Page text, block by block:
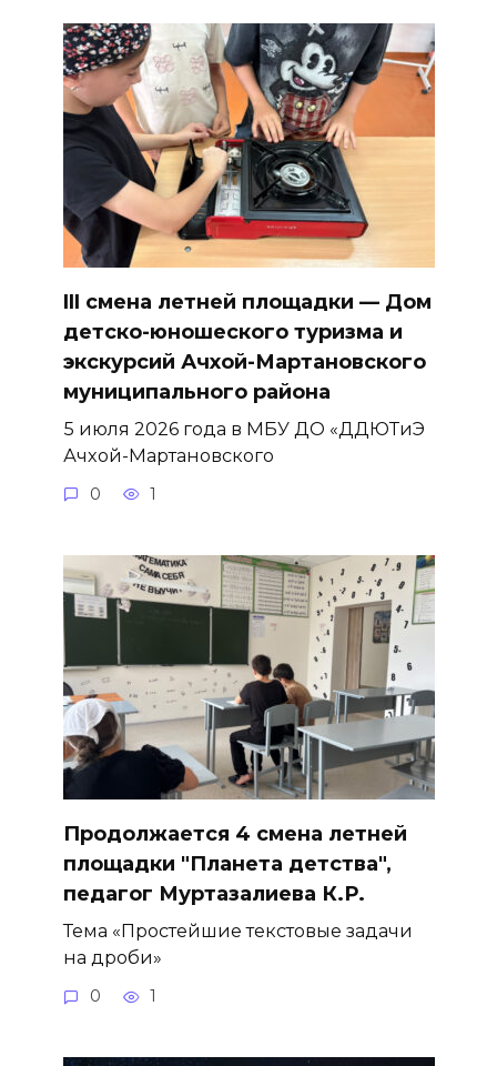
III смена летней площадки — Дом
детско-юношеского туризма и
экскурсий Ачхой-Мартановского
муниципального района
5 июля 2026 года в МБУ ДО «ДДЮТиЭ
Ачхой-Мартановского
0 1
Продолжается 4 смена летней
площадки "Планета детства",
педагог Муртазалиева К.Р.
Тема «Простейшие текстовые задачи
на дроби»
0 1